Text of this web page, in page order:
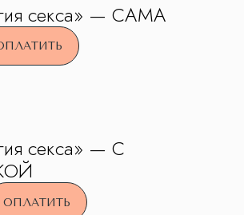
секса» — САМА
секса» — С
ОПЛАТИТЬ